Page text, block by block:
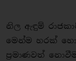
නිල ඇඳුම්
මෙන්ම හරක්
ප්‍රමාණවත්